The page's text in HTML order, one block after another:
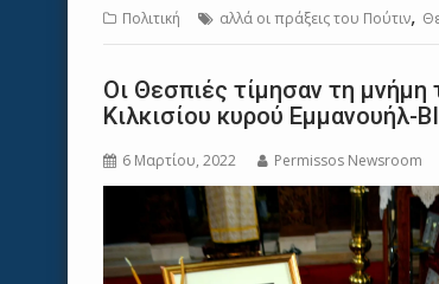
Πολιτική αλλά οι πράξεις του Πούτιν,
Οι Θεσπιές τίμησαν τη
Κιλκισίου κυρού
6 Μαρτίου, 2022 Permissos Newsroom